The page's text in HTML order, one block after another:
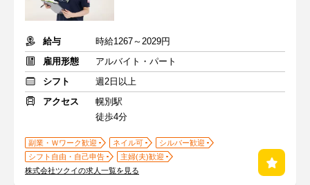
給与
時給1267～2029円
雇用形態
アルバイト・パート
シフト
週2日以上
アクセス
幌別駅
徒歩4分
副業・Ｗワーク歓迎 ネイル可
シルバー歓迎
シフト自由・自己申告
主婦(夫)歓迎
株式会社ツクイの求人一覧を見る